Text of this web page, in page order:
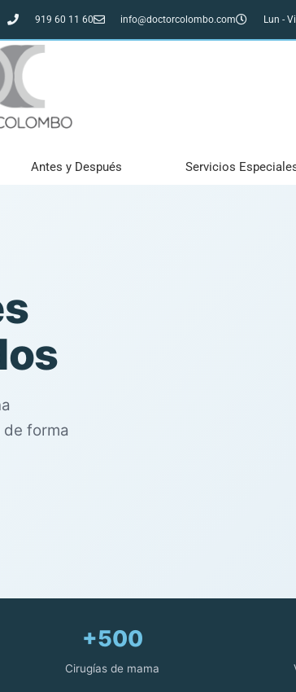
919 60 11 60 info@doctorcolombo.com Lun -
Antes y Después Servicios
forma
+500
Cirugías de mama